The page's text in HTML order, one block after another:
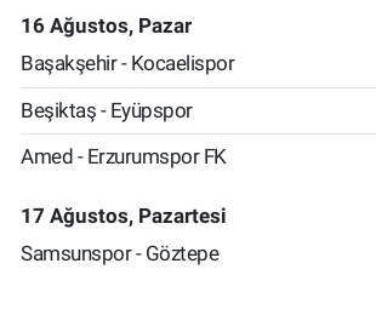
16 Ağustos, Pazar
Başakşehir - Kocaelispor
Beşiktaş - Eyüpspor
Amed - Erzurumspor FK
17 Ağustos, Pazartesi
Samsunspor - Göztepe